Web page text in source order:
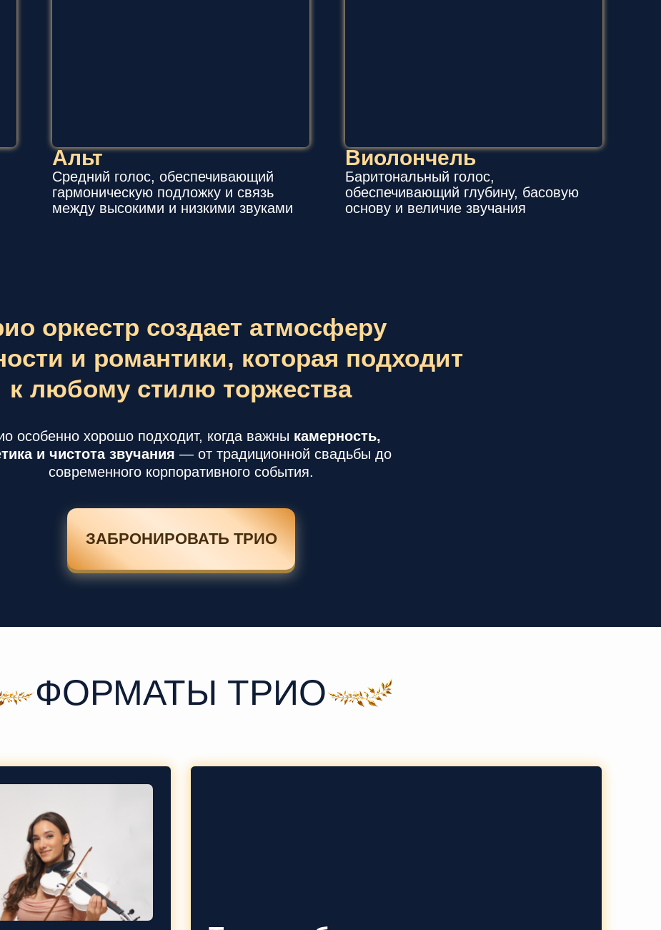
оркестр создает атмосферу
и романтики, которая подходит
к любому стилю торжества
особенно хорошо подходит, когда важны камерность,
и чистота звучания — от традиционной свадьбы до
современного корпоративного события.
Альт
Средний голос, обеспечивающий
гармоническую подложку и связь
между высокими и низкими звуками
Виолончель
Баритональный голос,
обеспечивающий глубину, басовую
основу и величие звучания
ЗАБРОНИРОВАТЬ ТРИО
ФОРМАТЫ ТРИО